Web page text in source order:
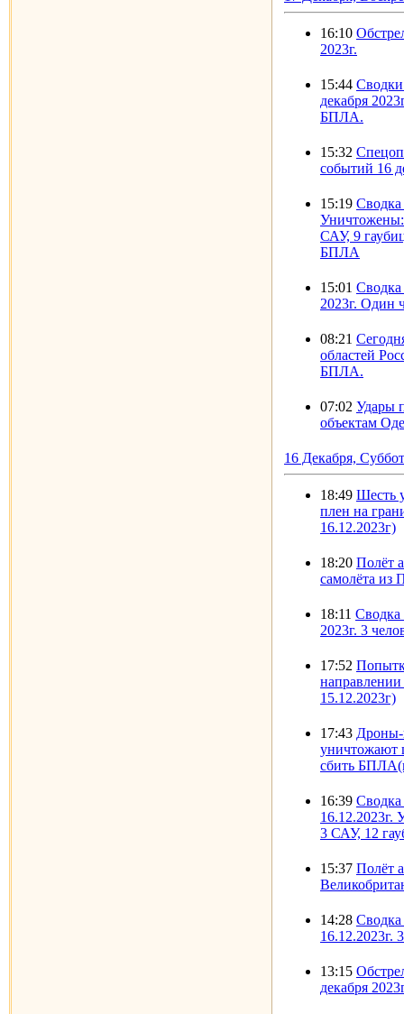
16:10
2023г.
15:44 Сводки
декабря
БПЛА.
15:32
событий 16
15:19
САУ, 9
БПЛА
15:01 Сводка
2023г. Один
08:21
областей
БПЛА.
07:02 Удары
объектам
16 Декабря,
18:49 Шесть
плен на
16.12.2023г)
18:20 Полёт
самолёта из
18:11 Сводка
2023г. 3
17:52
15.12.2023г)
17:43 Дроны-
уничтожают
сбить
16:39
3 САУ, 12
15:37 Полёт
14:28 Сводка
16.12.2023г.
13:15
декабря